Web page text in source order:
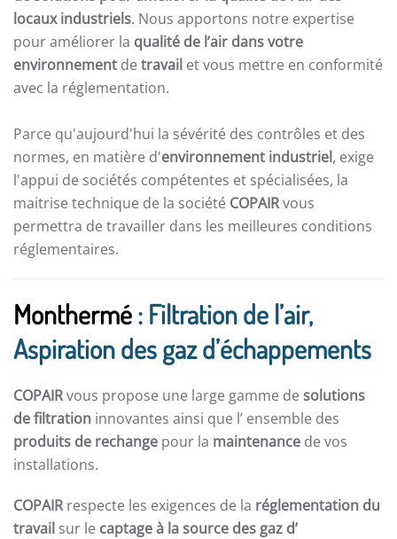
locaux industriels. Nous apportons notre expertise
pour améliorer la qualité de l’air dans votre
environnement de travail et vous mettre en conformité
avec la réglementation.
Parce qu'aujourd'hui la sévérité des contrôles et des
normes, en matière d'environnement industriel, exige
l'appui de sociétés compétentes et spécialisées, la
maitrise technique de la société COPAIRvous
permettra de travailler dans les meilleures conditions
réglementaires.
Monthermé: Filtration de l’air,
Aspiration des gaz d’échappements
COPAIRvous propose une large gamme de solutions
de filtration innovantes ainsi que l’ ensemble des
produits de rechange pour la maintenance de vos
installations.
COPAIRrespecte les exigences de la réglementation du
travail sur le captage à la source des gaz d’